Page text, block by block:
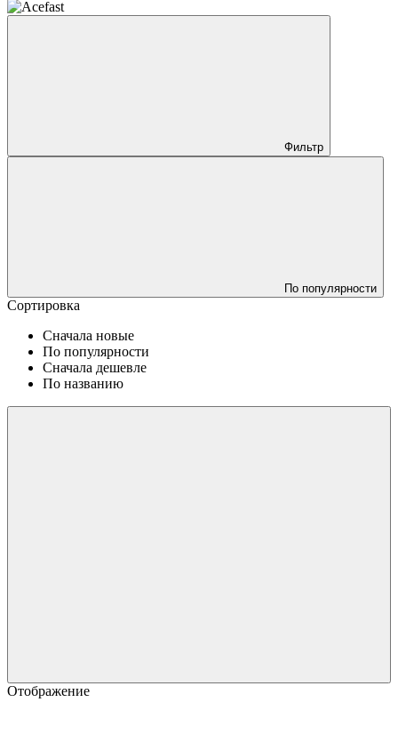
Фильтр
По популярности
Сортировка
Сначала новые
По популярности
Сначала дешевле
По названию
Отображение